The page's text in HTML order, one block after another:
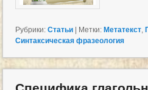
Рубрики: Статьи | Метки: Метатекст,
Синтаксическая фразеология